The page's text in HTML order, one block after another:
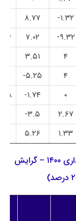
۱.۳۲- ۸.۷۷
۹.۳۲- ۷.۰۲
۴ ۳.۵۱
۴ ۵.۲۵-
۰ ۱.۷۴-
۲.۶۷ ۳.۵-
۱.۳۳ ۵.۲۶
نمونه کارنامه های کارشناسی ارشد حسابداری ۱۴۰۰ – گرایش